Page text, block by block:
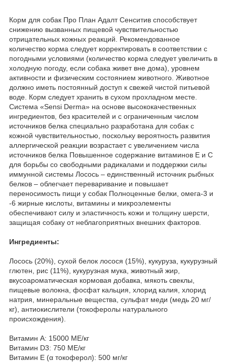
Корм для собак Про План Адалт Сенситив способствует
снижению вызванных пищевой чувствительностью
отрицательных кожных реакций. Рекомендованное
количество корма следует корректировать в соответствии с
погодными условиями (количество корма следует увеличить в
холодную погоду, если собака живет вне дома), уровнем
активности и физическим состоянием животного. Животное
должно иметь постоянный доступ к свежей чистой питьевой
воде. Корм следует хранить в сухом прохладном месте.
Система «Sensi Derma» на основе высококачественных
ингредиентов, без красителей и с ограниченным числом
источников белка специально разработана для собак с
кожной чувствительностью, поскольку вероятность развития
аллергической реакции возрастает с увеличением числа
источников белка Повышенное содержание витаминов Е и С
для борьбы со свободными радикалами и поддержки силы
иммунной системы Лосось – единственный источник рыбных
белков – облегчает переваривание и повышает
переносимость пищи у собак Полноценные белки, омега-3 и
-6 жирные кислоты, витамины и микроэлементы
обеспечивают силу и эластичность кожи и толщину шерсти,
защищая собаку от неблагоприятных внешних факторов.
Ингредиенты:
Лосось (20%), сухой белок лосося (15%), кукуруза, кукурузный
глютен, рис (11%), кукурузная мука, животный жир,
вкусоароматическая кормовая добавка, мякоть свеклы,
пищевые волокна, фосфат кальция, хлорид калия, хлорид
натрия, минеральные вещества, сульфат меди (медь 20 мг/
кг), антиокислители (токоферолы натурального
происхождения).
Витамин А: 15000 МЕ/кг
Витамин D3: 750 МЕ/кг
Витамин E (α токоферол): 500 мг/кг